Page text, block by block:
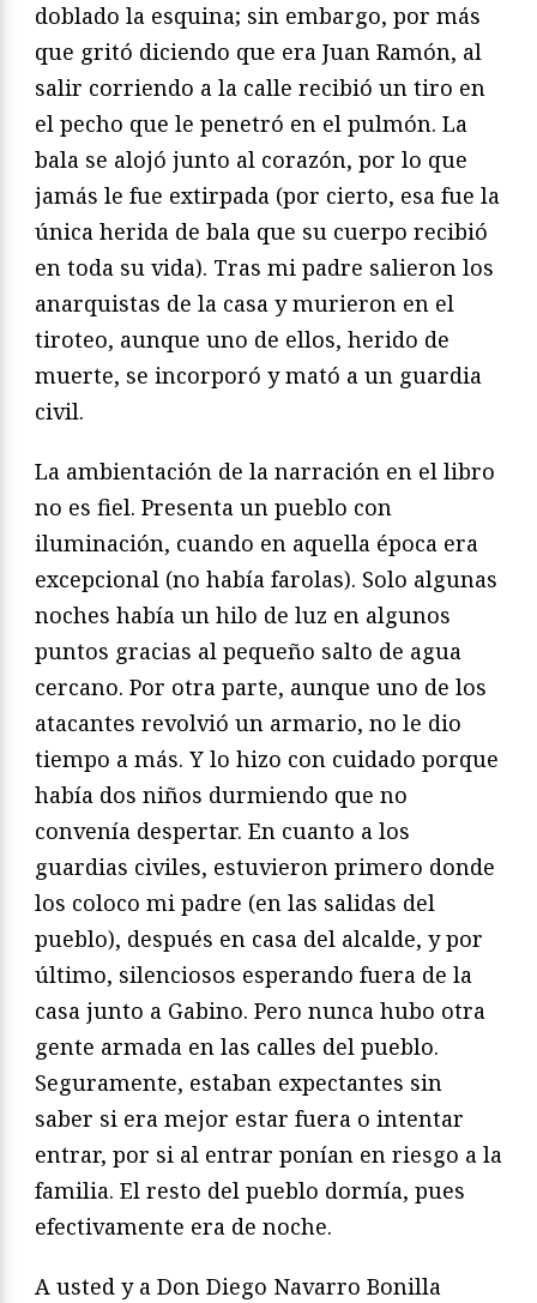
doblado la esquina; sin embargo, por más
que gritó diciendo que era Juan Ramón, al
salir corriendo a la calle recibió un tiro en
el pecho que le penetró en el pulmón. La
bala se alojó junto al corazón, por lo que
jamás le fue extirpada (por cierto, esa fue la
única herida de bala que su cuerpo recibió
en toda su vida). Tras mi padre salieron los
anarquistas de la casa y murieron en el
tiroteo, aunque uno de ellos, herido de
muerte, se incorporó y mató a un guardia
civil.
La ambientación de la narración en el libro
no es fiel. Presenta un pueblo con
iluminación, cuando en aquella época era
excepcional (no había farolas). Solo algunas
noches había un hilo de luz en algunos
puntos gracias al pequeño salto de agua
cercano. Por otra parte, aunque uno de los
atacantes revolvió un armario, no le dio
tiempo a más. Y lo hizo con cuidado porque
había dos niños durmiendo que no
convenía despertar. En cuanto a los
guardias civiles, estuvieron primero donde
los coloco mi padre (en las salidas del
pueblo), después en casa del alcalde, y por
último, silenciosos esperando fuera de la
casa junto a Gabino. Pero nunca hubo otra
gente armada en las calles del pueblo.
Seguramente, estaban expectantes sin
saber si era mejor estar fuera o intentar
entrar, por si al entrar ponían en riesgo a la
familia. El resto del pueblo dormía, pues
efectivamente era de noche.
A usted y a Don Diego Navarro Bonilla